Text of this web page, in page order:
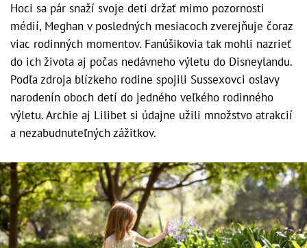
Hoci sa pár snaží svoje deti držať mimo pozornosti
médií, Meghan v posledných mesiacoch zverejňuje čoraz
viac rodinných momentov. Fanúšikovia tak mohli nazrieť
do ich života aj počas nedávneho výletu do Disneylandu.
Podľa zdroja blízkeho rodine spojili Sussexovci oslavy
narodenín oboch detí do jedného veľkého rodinného
výletu. Archie aj Lilibet si údajne užili množstvo atrakcií
a nezabudnuteľných zážitkov.